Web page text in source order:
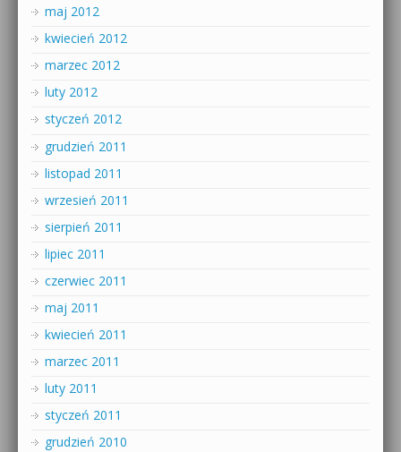
maj 2012
kwiecień 2012
marzec 2012
luty 2012
styczeń 2012
grudzień 2011
listopad 2011
wrzesień 2011
sierpień 2011
lipiec 2011
czerwiec 2011
maj 2011
kwiecień 2011
marzec 2011
luty 2011
styczeń 2011
grudzień 2010